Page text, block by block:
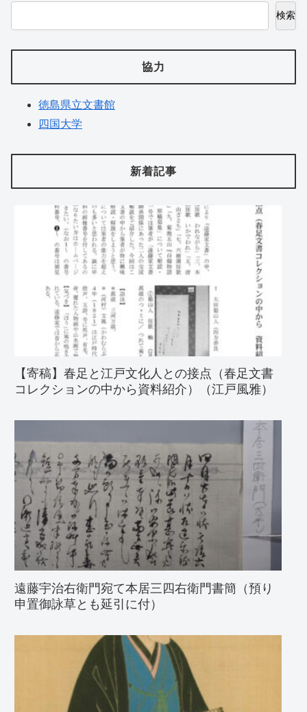
検索
協力
徳島県立文書館
四国大学
新着記事
【寄稿】春足と江戸文化人との接点（春足文書
コレクションの中から資料紹介）（江戸風雅）
遠藤宇治右衛門宛て本居三四右衛門書簡（預り
申置御詠草とも延引に付）